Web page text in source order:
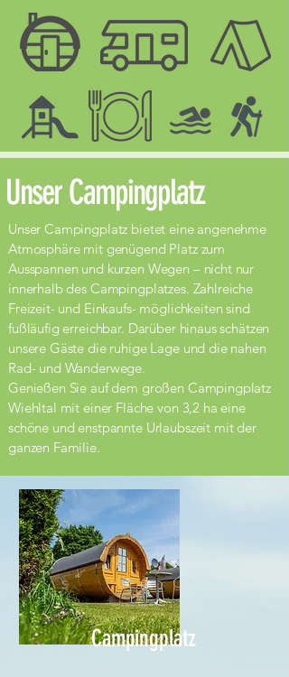
Unser Campingplatz
Unser Campingplatz bietet eine angenehme
Atmosphäre mit genügend Platz zum
Ausspannen und kurzen Wegen – nicht nur
innerhalb des Campingplatzes. Zahlreiche
Freizeit- und Einkaufs- möglichkeiten sind
fußläufig erreichbar. Darüber hinaus schätzen
unsere Gäste die ruhige Lage und die nahen
Rad- und Wanderwege.
Genießen Sie auf dem großen Campingplatz
Wiehltal mit einer Fläche von 3,2 ha eine
schöne und enstpannte Urlaubszeit mit der
ganzen Familie.
Campingplatz